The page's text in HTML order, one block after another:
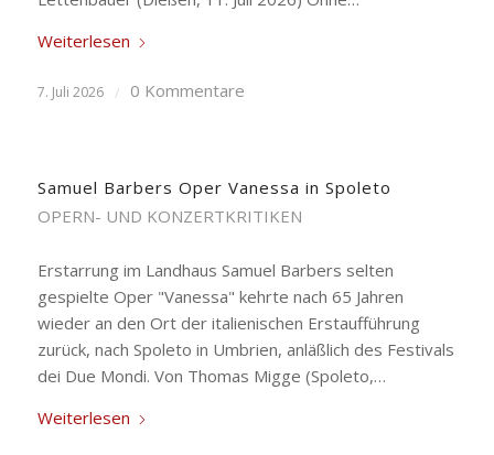
Weiterlesen
7. Juli 2026 / 0 Kommentare
Samuel Barbers Oper Vanessa in Spoleto
OPERN- UND KONZERTKRITIKEN
Erstarrung im Landhaus Samuel Barbers selten
gespielte Oper "Vanessa" kehrte nach 65 Jahren
wieder an den Ort der italienischen Erstaufführung
zurück, nach Spoleto in Umbrien, anläßlich des Festivals
dei Due Mondi. Von Thomas Migge (Spoleto,…
Weiterlesen